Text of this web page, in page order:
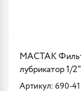
МАСТАК
лубрикатор 1/
Артикул: 690-41